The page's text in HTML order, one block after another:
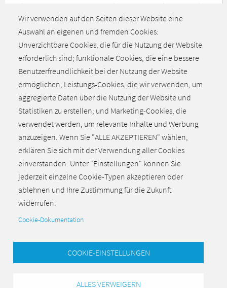
ging es um Chancen, Innovationskraft und die Frage, wie
wieder mehr Zuversicht und Aufbruch entstehen können.
Alle aktuellen Meldungen
Zurück zum Seitenanfang
Verband der Metallindustriellen Niedersachsens e.V. |
Wir verwenden auf den Seiten dieser Website eine
Auswahl an eigenen und fremden Cookies:
Unverzichtbare Cookies, die für die Nutzung der Website
erforderlich sind; funktionale Cookies, die eine bessere
Benutzerfreundlichkeit bei der Nutzung der Website
ermöglichen; Leistungs-Cookies, die wir verwenden, um
aggregierte Daten über die Nutzung der Website und
Statistiken zu erstellen; und Marketing-Cookies, die
verwendet werden, um relevante Inhalte und Werbung
anzuzeigen. Wenn Sie "ALLE AKZEPTIEREN" wählen,
erklären Sie sich mit der Verwendung aller Cookies
einverstanden. Unter "Einstellungen" können Sie
jederzeit einzelne Cookie-Typen akzeptieren oder
ablehnen und Ihre Zustimmung für die Zukunft
widerrufen.
Cookie-Dokumentation
COOKIE-EINSTELLUNGEN
ALLES VERWEIGERN